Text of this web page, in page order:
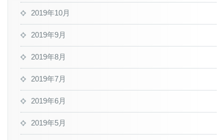
2019年10月
2019年9月
2019年8月
2019年7月
2019年6月
2019年5月